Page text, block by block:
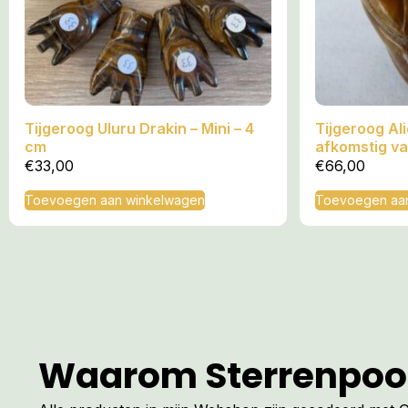
Tijgeroog Uluru Drakin – Mini – 4
cm
€33,00
Toevoegen aan winkelwagen
Tijgeroog
afkomstig
Andromeda
€66,00
Toevoegen
Waarom